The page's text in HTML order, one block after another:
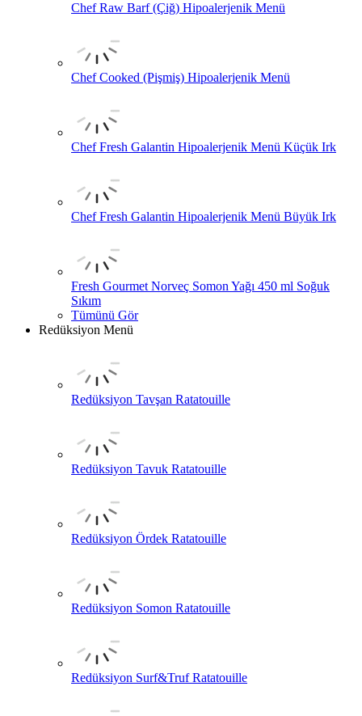
Chef Raw Barf (Çiğ) Hipoalerjenik Menü
Chef Cooked (Pişmiş) Hipoalerjenik Menü
Chef Fresh Galantin Hipoalerjenik Menü Küçük Irk
Chef Fresh Galantin Hipoalerjenik Menü Büyük Irk
Fresh Gourmet Norveç Somon Yağı 450 ml Soğuk
Sıkım
Tümünü Gör
Redüksiyon Menü
Redüksiyon Tavşan Ratatouille
Redüksiyon Tavuk Ratatouille
Redüksiyon Ördek Ratatouille
Redüksiyon Somon Ratatouille
Redüksiyon Surf&Truf Ratatouille